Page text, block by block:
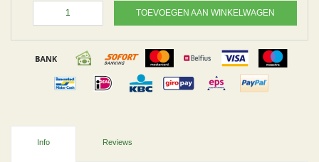
TOEVOEGEN AAN WINKELWAGEN
Info Reviews